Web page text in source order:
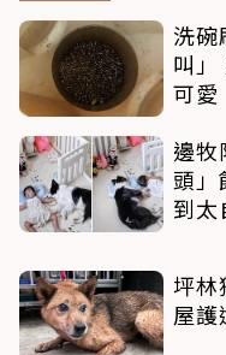
洗碗
叫」
可愛
邊牧
頭」
到太
坪林
屋護